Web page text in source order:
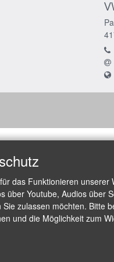
das Funktionieren
Youtube, Audios über
zulassen möchten. Bitte
und die Möglichkeit zum